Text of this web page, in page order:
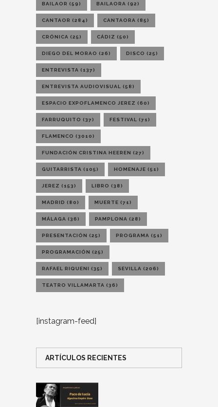
BAILAOR (59) BAILAORA (92)
CANTAOR (284) CANTAORA (85)
CRÓNICA (25) CÁDIZ (50)
DIEGO DEL MORAO (26) DISCO (25)
ENTREVISTA (137)
ENTREVISTA AUDIOVISUAL (58)
ESPACIO EXPOFLAMENCO JEREZ (60)
FARRUQUITO (37) FESTIVAL (71)
FLAMENCO (3010)
FUNDACIÓN CRISTINA HEEREN (27)
GUITARRISTA (105) HOMENAJE (51)
JEREZ (153) LIBRO (38)
MADRID (80) MUERTE (71)
MÁLAGA (36) PAMPLONA (28)
PRESENTACIÓN (25) PROGRAMA (51)
PROGRAMACIÓN (25)
RAFAEL RIQUENI (35) SEVILLA (206)
TEATRO VILLAMARTA (36)
[instagram-feed]
ARTÍCULOS RECIENTES